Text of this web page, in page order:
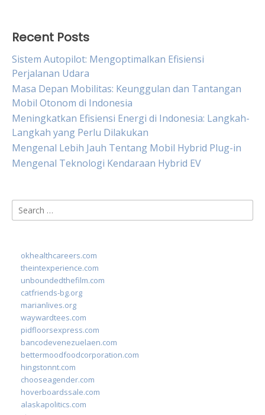
Recent Posts
Sistem Autopilot: Mengoptimalkan Efisiensi
Perjalanan Udara
Masa Depan Mobilitas: Keunggulan dan Tantangan
Mobil Otonom di Indonesia
Meningkatkan Efisiensi Energi di Indonesia: Langkah-
Langkah yang Perlu Dilakukan
Mengenal Lebih Jauh Tentang Mobil Hybrid Plug-in
Mengenal Teknologi Kendaraan Hybrid EV
Search
for:
okhealthcareers.com
theintexperience.com
unboundedthefilm.com
catfriends-bg.org
marianlives.org
waywardtees.com
pidfloorsexpress.com
bancodevenezuelaen.com
bettermoodfoodcorporation.com
hingstonnt.com
chooseagender.com
hoverboardssale.com
alaskapolitics.com